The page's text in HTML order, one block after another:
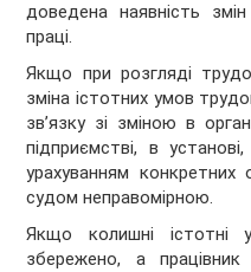
доведена наявність
праці.
Якщо при розгляді
зміна істотних умов
зв’язку зі зміною в
підприємстві, в
урахуванням
судом неправомірною.
Якщо колишні
збережено, а